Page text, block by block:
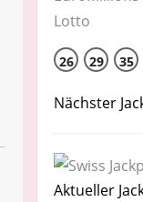
26 29 35
Nächster
Aktueller